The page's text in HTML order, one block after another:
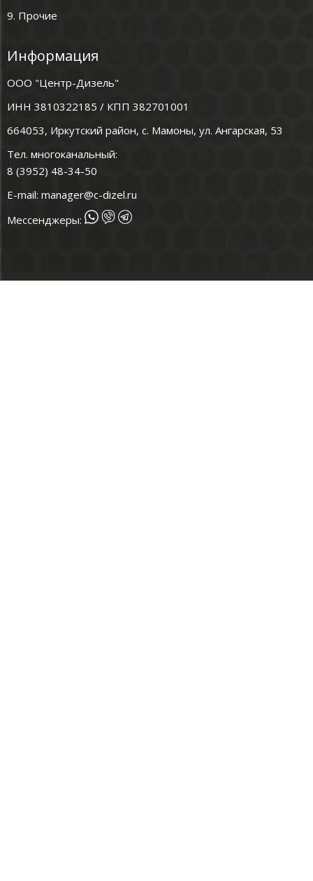
9. Прочие
Информация
ООО "Центр-Дизель"
ИНН 3810322185 / КПП 382701001
664053, Иркутский район, с. Мамоны, ул. Ангарская, 53
Тел. многоканальный:
8 (3952) 48-34-50
E-mail: manager@c-dizel.ru
Мессенджеры: